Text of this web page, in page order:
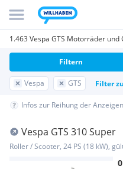
1.463 Vespa GTS Motorräder und
Vespa GTS Filter
Filtern
Infos zur Reihung der Anzeigen
Vespa GTS 310 Super
Roller / Scooter, 24 PS (18 kW),
0